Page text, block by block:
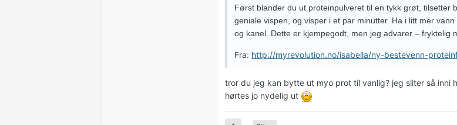
Først blander du ut proteinpulveret til en tykk grøt,
geniale vispen, og visper i et par minutter. Ha i litt mer
og kanel. Dette er kjempegodt, men jeg advarer – fryktelig
Fra: http://myrevolution.no/isabella/ny-bestevenn-
tror du jeg kan bytte ut myo prot til vanlig? jeg sliter så inni
hørtes jo nydelig ut